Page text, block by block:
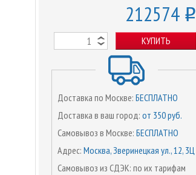
212574 o
КУПИТЬ
Доставка по Москве: БЕСПЛАТНО
Доставка в ваш город: от 350 руб.
Самовывоз в Москве: БЕСПЛАТНО
Адрес: Москва, Зверинецкая ул., 12, 3Ц
Самовывоз из СДЭК: по их тарифам